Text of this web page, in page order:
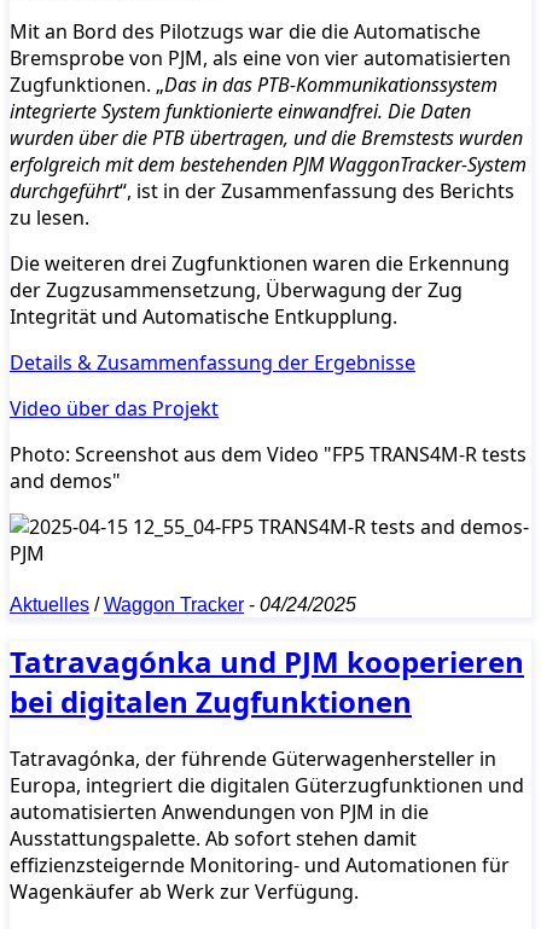
Mit an Bord des Pilotzugs war die die Automatische
Bremsprobe von PJM, als eine von vier automatisierten
Zugfunktionen. „Das in das PTB-Kommunikationssystem
integrierte System funktionierte einwandfrei. Die Daten
wurden über die PTB übertragen, und die Bremstests wurden
erfolgreich mit dem bestehenden PJM WaggonTracker-System
durchgeführt“, ist in der Zusammenfassung des Berichts
zu lesen.
Die weiteren drei Zugfunktionen waren die Erkennung
der Zugzusammensetzung, Überwagung der Zug
Integrität und Automatische Entkupplung.
Details & Zusammenfassung der Ergebnisse
Video über das Projekt
Photo: Screenshot aus dem Video "FP5 TRANS4M-R tests
and demos"
Aktuelles /Waggon Tracker - 04/24/2025
Tatravagónka und PJM kooperieren
bei digitalen Zugfunktionen
Tatravagónka, der führende Güterwagenhersteller in
Europa, integriert die digitalen Güterzugfunktionen und
automatisierten Anwendungen von PJM in die
Ausstattungspalette. Ab sofort stehen damit
effizienzsteigernde Monitoring- und Automationen für
Wagenkäufer ab Werk zur Verfügung.